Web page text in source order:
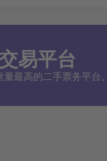
易平台
最高的二手票务平台